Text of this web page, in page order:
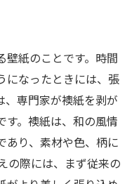
壁紙のことです。時間
になったときには、張
、専門家が襖紙を剥が
す。襖紙は、和の風情
あり、素材や色、柄に
の際には、まず従来の